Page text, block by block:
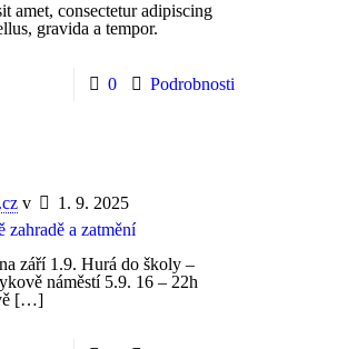
amet, consectetur adipiscing
gravida a tempor.
0 Podrobnosti
v
1. 9. 2025
zahradě a zatmění
září 1.9. Hurá do školy –
náměstí 5.9. 16 – 22h
[…]